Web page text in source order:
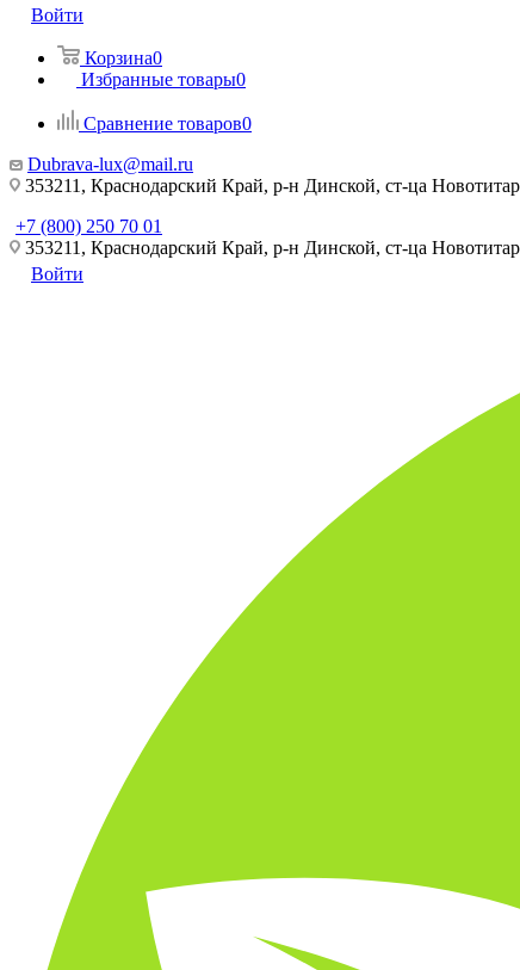
Войти
Корзина0
Избранные товары0
Сравнение товаров0
Dubrava-lux@mail.ru
353211, Краснодарский Край, р-н Динской, ст-ца
+7 (800) 250 70 01
353211, Краснодарский Край, р-н Динской, ст-ца
Войти